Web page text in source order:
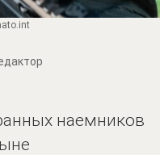
наемников